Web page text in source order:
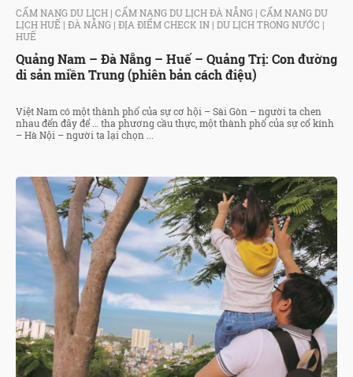
CẨM NANG DU LỊCH | CẨM NANG DU LỊCH ĐÀ NẴNG | CẨM NANG DU
LỊCH HUẾ | ĐÀ NẴNG | ĐỊA ĐIỂM CHECK IN | DU LỊCH TRONG NƯỚC |
HUẾ
Quảng Nam – Đà Nẵng – Huế – Quảng Trị: Con đường
di sản miền Trung (phiên bản cách điệu)
Việt Nam có một thành phố của sự cơ hội – Sài Gòn – người ta chen
nhau đến đây để … tha phương cầu thực, một thành phố của sự cổ kính
– Hà Nội – người ta lại chọn ...